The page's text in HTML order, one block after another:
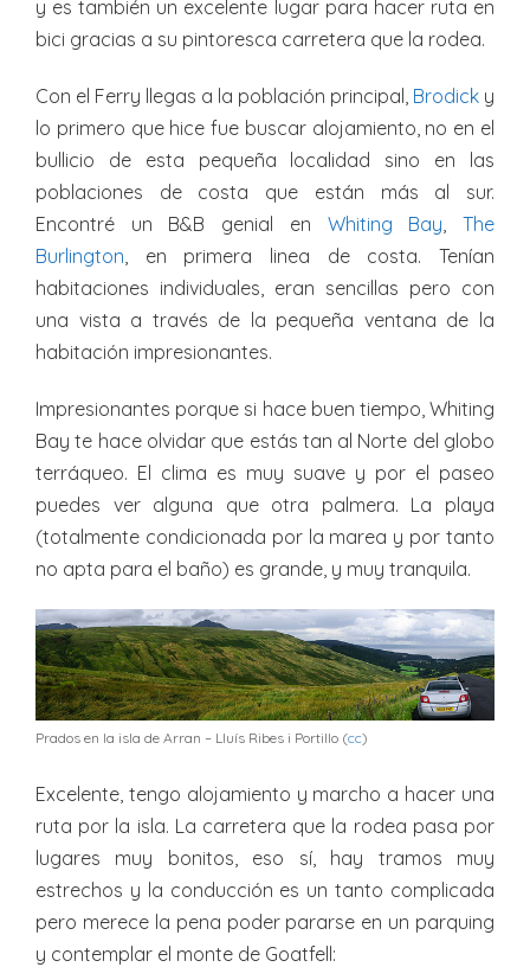
y es también un excelente lugar para hacer ruta en
bici gracias a su pintoresca carretera que la rodea.
Con el Ferry llegas a la población principal, Brodick y
lo primero que hice fue buscar alojamiento, no en el
bullicio de esta pequeña localidad sino en las
poblaciones de costa que están más al sur.
Encontré un B&B genial en Whiting Bay ,The
Burlington , en primera linea de costa. Tenían
habitaciones individuales, eran sencillas pero con
una vista a través de la pequeña ventana de la
habitación impresionantes.
Impresionantes porque si hace buen tiempo, Whiting
Bay te hace olvidar que estás tan al Norte del globo
terráqueo. El clima es muy suave y por el paseo
puedes ver alguna que otra palmera. La playa
(totalmente condicionada por la marea y por tanto
no apta para el baño) es grande, y muy tranquila.
Prados en la isla de Arran – Lluís Ribes i Portillo (cc)
Excelente, tengo alojamiento y marcho a hacer una
ruta por la isla. La carretera que la rodea pasa por
lugares muy bonitos, eso sí, hay tramos muy
estrechos y la conducción es un tanto complicada
pero merece la pena poder pararse en un parquing
y contemplar el monte de Goatfell: